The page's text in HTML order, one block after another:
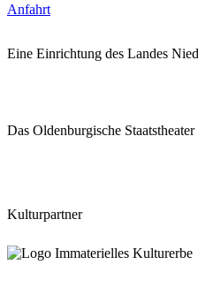
Anfahrt
Eine Einrichtung des Landes
Das Oldenburgische
Kulturpartner